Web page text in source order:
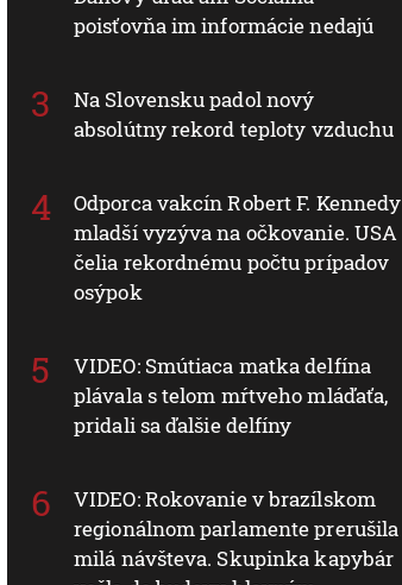
poisťovňa im informácie nedajú
Na Slovensku padol nový
absolútny rekord teploty vzduchu
Odporca vakcín Robert F. Kennedy
mladší vyzýva na očkovanie. USA
čelia rekordnému počtu prípadov
osýpok
VIDEO: Smútiaca matka delfína
plávala s telom mŕtveho mláďaťa,
pridali sa ďalšie delfíny
VIDEO: Rokovanie v brazílskom
regionálnom parlamente prerušila
milá návšteva. Skupinka kapybár